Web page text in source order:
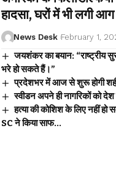
हादसा, घरों में भी लगी आग
News Desk February 1,
जयशंकर का बयान: “राष्ट्रीय
भरे हो सकते हैं।”
प्रदेशभर में आज से शुरू होगी
स्वीडन अपने ही नागरिकों को
हत्या की कोशिश के लिए नहीं
SC ने किया साफ…